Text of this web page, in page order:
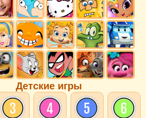
Детские игры